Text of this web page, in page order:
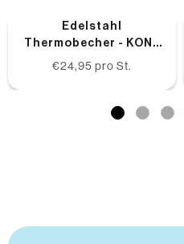
Edelstahl
Thermobecher - KONA
Daytona-Grau
€24,95 pro St.